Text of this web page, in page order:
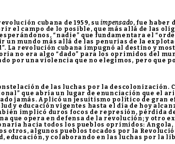
cubana de 1959, suimpensado, fue haber
el campo de lo posible, que más allá de las
“nadie” que fundamentara el
mundo más allá de las penurias de la
La revolución cubana impugnó al destino y
no era algo “dado” para los oprimidos del
por una violencia que no elegimos, pero que
de las luchas por la descolonización.
que abría un lugar de enunciación que el
jamás. Aplicó un jesuitismo político de gran
y educación vigentes hasta el día de hoy
implicó duros focos de represión, pérdida
que opera en defensa de la revolución; y otro
hacia todos los pueblos oprimidos:
otros, algunos pueblos tocados por la
educación, y colaborando en las luchas por la